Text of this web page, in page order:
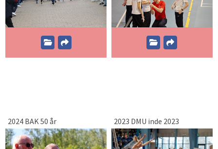
2024 BAK 50 år 2023 DMU inde 2023